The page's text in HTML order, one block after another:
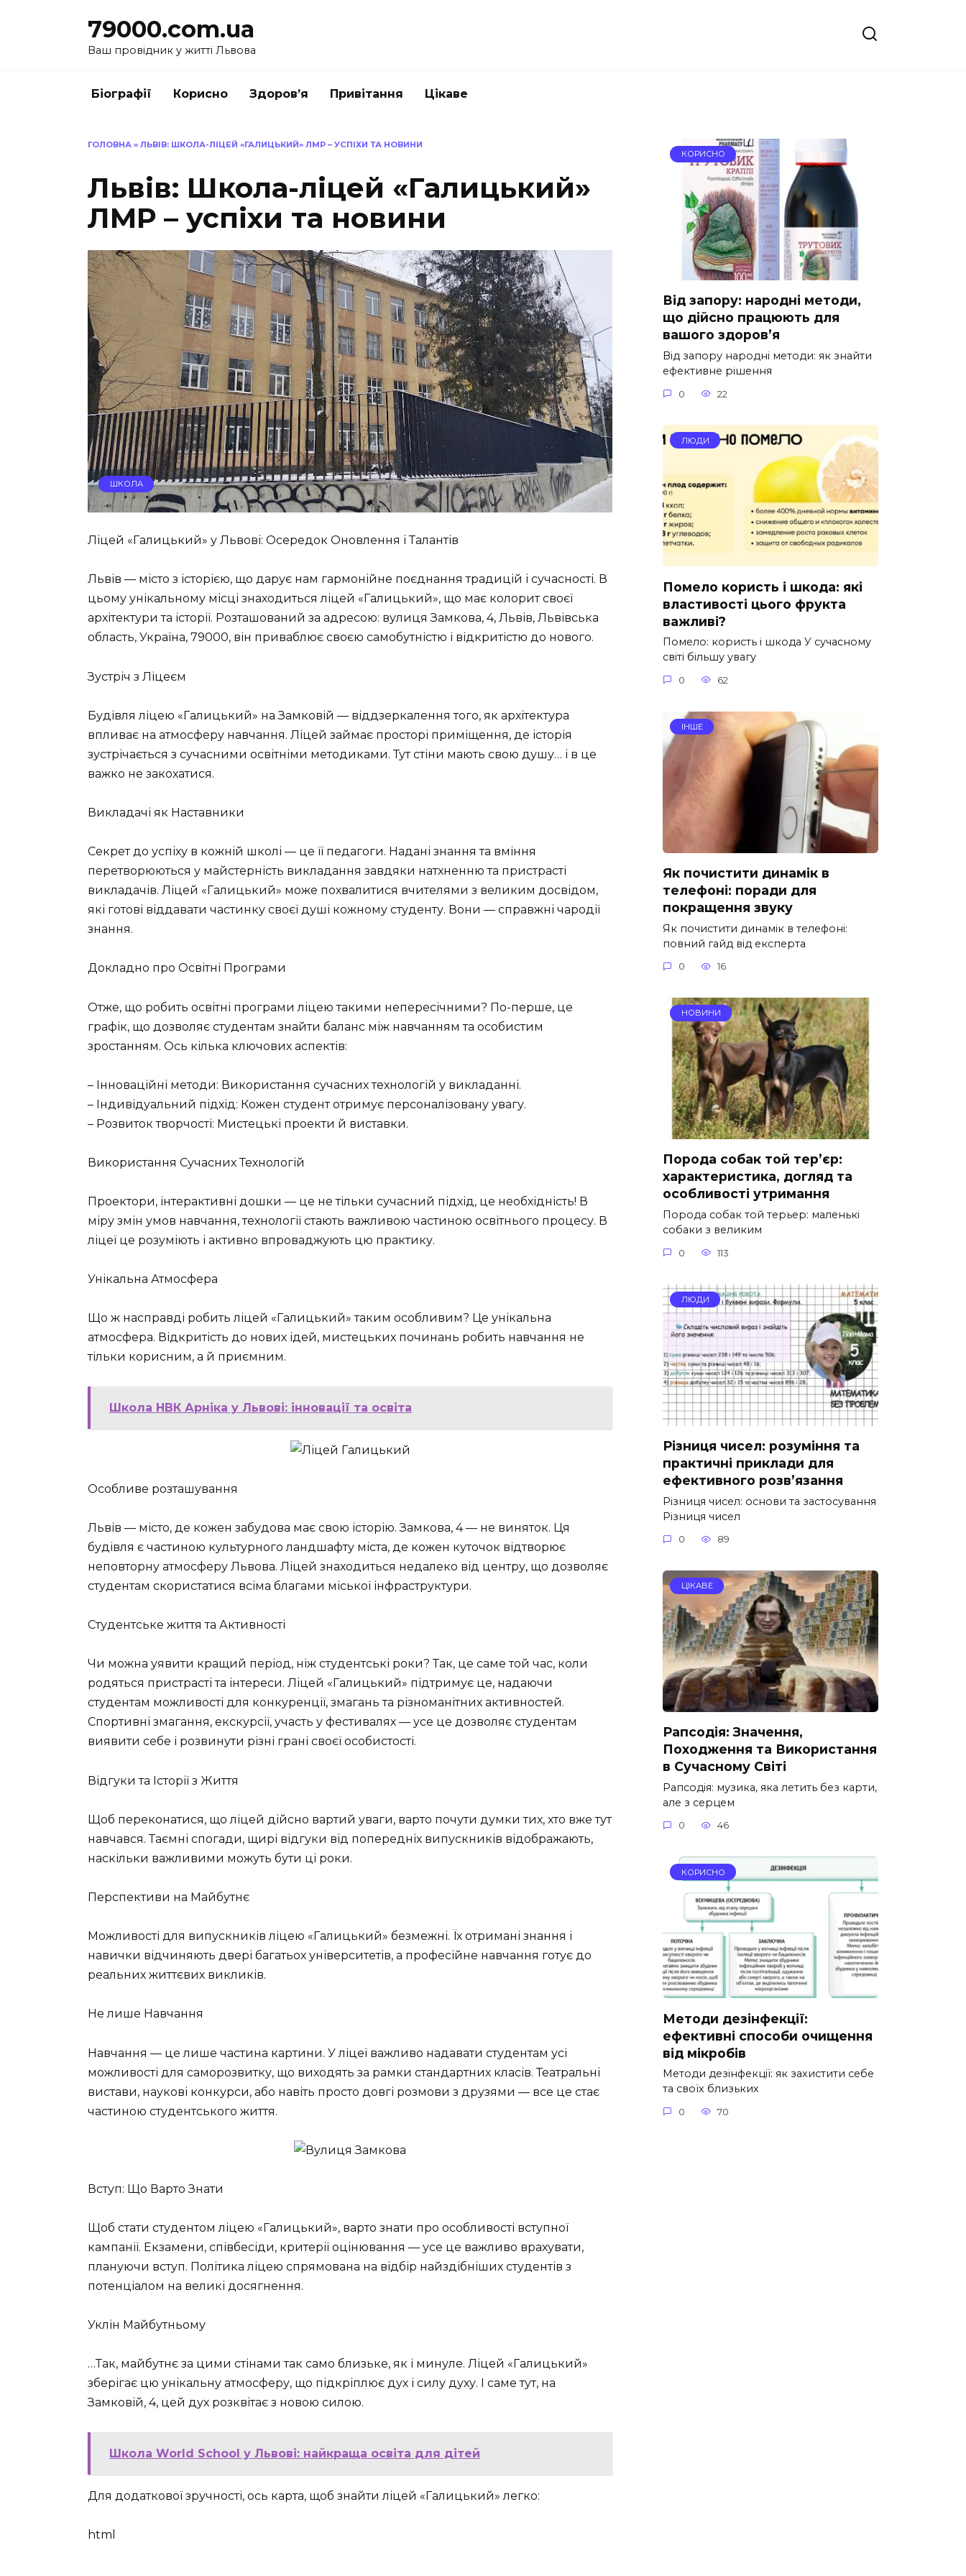
79000.com.ua
Ваш провідник у житті Львова
Біографії Корисно Здоров’я Привітання Цікаве
ГОЛОВНА » ЛЬВІВ: ШКОЛА-ЛІЦЕЙ «ГАЛИЦЬКИЙ» ЛМР – УСПІХИ ТА НОВИНИ
Львів: Школа-ліцей «Галицький»
ЛМР – успіхи та новини
ШКОЛА
Ліцей «Галицький» у Львові: Осередок Оновлення і Талантів
Львів — місто з історією, що дарує нам гармонійне поєднання традицій і сучасності. В
цьому унікальному місці знаходиться ліцей «Галицький», що має колорит своєї
архітектури та історії. Розташований за адресою: вулиця Замкова, 4, Львів, Львівська
область, Україна, 79000, він приваблює своєю самобутністю і відкритістю до нового.
Зустріч з Ліцеєм
Будівля ліцею «Галицький» на Замковій — віддзеркалення того, як архітектура
впливає на атмосферу навчання. Ліцей займає просторі приміщення, де історія
зустрічається з сучасними освітніми методиками. Тут стіни мають свою душу… і в це
важко не закохатися.
Викладачі як Наставники
Секрет до успіху в кожній школі — це її педагоги. Надані знання та вміння
перетворюються у майстерність викладання завдяки натхненню та пристрасті
викладачів. Ліцей «Галицький» може похвалитися вчителями з великим досвідом,
які готові віддавати частинку своєї душі кожному студенту. Вони — справжні чародії
знання.
Докладно про Освітні Програми
Отже, що робить освітні програми ліцею такими непересічними? По-перше, це
графік, що дозволяє студентам знайти баланс між навчанням та особистим
зростанням. Ось кілька ключових аспектів:
– Інноваційні методи: Використання сучасних технологій у викладанні.
– Індивідуальний підхід: Кожен студент отримує персоналізовану увагу.
– Розвиток творчості: Мистецькі проекти й виставки.
Використання Сучасних Технологій
Проектори, інтерактивні дошки — це не тільки сучасний підхід, це необхідність! В
міру змін умов навчання, технології стають важливою частиною освітнього процесу. В
ліцеї це розуміють і активно впроваджують цю практику.
Унікальна Атмосфера
Що ж насправді робить ліцей «Галицький» таким особливим? Це унікальна
атмосфера. Відкритість до нових ідей, мистецьких починань робить навчання не
тільки корисним, а й приємним.
Школа НВК Арніка у Львові: інновації та освіта
Особливе розташування
Львів — місто, де кожен забудова має свою історію. Замкова, 4 — не виняток. Ця
будівля є частиною культурного ландшафту міста, де кожен куточок відтворює
неповторну атмосферу Львова. Ліцей знаходиться недалеко від центру, що дозволяє
студентам скористатися всіма благами міської інфраструктури.
Студентське життя та Активності
Чи можна уявити кращий період, ніж студентські роки? Так, це саме той час, коли
родяться пристрасті та інтереси. Ліцей «Галицький» підтримує це, надаючи
студентам можливості для конкуренції, змагань та різноманітних активностей.
Спортивні змагання, екскурсії, участь у фестивалях — усе це дозволяє студентам
виявити себе і розвинути різні грані своєї особистості.
Відгуки та Історії з Життя
Щоб переконатися, що ліцей дійсно вартий уваги, варто почути думки тих, хто вже тут
навчався. Таємні спогади, щирі відгуки від попередніх випускників відображають,
наскільки важливими можуть бути ці роки.
Перспективи на Майбутнє
Можливості для випускників ліцею «Галицький» безмежні. Їх отримані знання і
навички відчиняють двері багатьох університетів, а професійне навчання готує до
реальних життєвих викликів.
Не лише Навчання
Навчання — це лише частина картини. У ліцеї важливо надавати студентам усі
можливості для саморозвитку, що виходять за рамки стандартних класів. Театральні
вистави, наукові конкурси, або навіть просто довгі розмови з друзями — все це стає
частиною студентського життя.
Вступ: Що Варто Знати
Щоб стати студентом ліцею «Галицький», варто знати про особливості вступної
кампанії. Екзамени, співбесіди, критерії оцінювання — усе це важливо врахувати,
плануючи вступ. Політика ліцею спрямована на відбір найздібніших студентів з
потенціалом на великі досягнення.
Уклін Майбутньому
…Так, майбутнє за цими стінами так само близьке, як і минуле. Ліцей «Галицький»
зберігає цю унікальну атмосферу, що підкріплює дух і силу духу. І саме тут, на
Замковій, 4, цей дух розквітає з новою силою.
Школа World School у Львові: найкраща освіта для дітей
Для додаткової зручності, ось карта, щоб знайти ліцей «Галицький» легко:
html
КОРИСНО
Від запору: народні методи,
що дійсно працюють для
вашого здоров’я
Від запору народні методи: як знайти
ефективне рішення
0 22
ЛЮДИ
Помело користь і шкода: які
властивості цього фрукта
важливі?
Помело: користь і шкода У сучасному
світі більшу увагу
0 62
ІНШЕ
Як почистити динамік в
телефоні: поради для
покращення звуку
Як почистити динамік в телефоні:
повний гайд від експерта
0 16
НОВИНИ
Порода собак той тер’єр:
характеристика, догляд та
особливості утримання
Порода собак той терьер: маленькі
собаки з великим
0 113
ЛЮДИ
Різниця чисел: розуміння та
практичні приклади для
ефективного розв’язання
Різниця чисел: основи та застосування
Різниця чисел
0 89
ЦІКАВЕ
Рапсодія: Значення,
Походження та Використання
в Сучасному Світі
Рапсодія: музика, яка летить без карти,
але з серцем
0 46
КОРИСНО
Методи дезінфекції:
ефективні способи очищення
від мікробів
Методи дезінфекції: як захистити себе
та своїх близьких
0 70